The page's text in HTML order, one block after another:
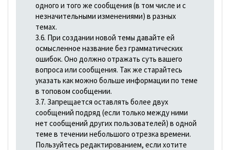
одного и того же сообщения (в том числе и с
незначительными изменениями) в разных
темах.
3.6. При создании новой темы давайте ей
осмысленное название без грамматических
ошибок. Оно должно отражать суть вашего
вопроса или сообщения. Так же старайтесь
указать как можно больше информации по теме
в топовом сообщении.
3.7. Запрещается оставлять более двух
сообщений подряд (если только между ними
нет сообщений других пользователей) в одной
теме в течении небольшого отрезка времени.
Пользуйтесь редактированием, если хотите